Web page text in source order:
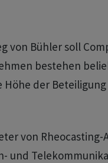
von Bühler soll
bestehen
Höhe der
von Rheocasting-
und